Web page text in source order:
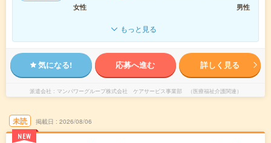
女性
男性
もっと見る
気になる! 応募へ進む 詳しく見る
派遣会社 マンパワーグループ株式会社 ケアサービス事業部 （医療福祉介護関連）
未読
NEW
掲載日 2026/08/06